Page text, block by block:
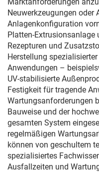
Neuwerkzeugungen oder
Anlagenkonfiguration
Platten-Extrusionsanlage
Rezepturen und
Herstellung
Anwendungen –
UV-stabilisierte
Festigkeit für tragende
Wartungsanforderungen
Bauweise und der
gesamten System
regelmäßigen
können von geschultem
spezialisiertes
Ausfallzeiten und